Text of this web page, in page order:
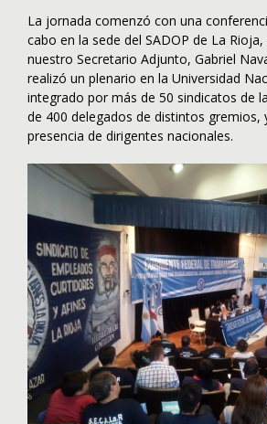
La jornada comenzó con una
cabo en la sede del SADOP de La
nuestro Secretario Adjunto, Gabriel
realizó un plenario en la Universidad
integrado por más de 50 sindicatos de
de 400 delegados de distintos gremios,
presencia de dirigentes nacionales.